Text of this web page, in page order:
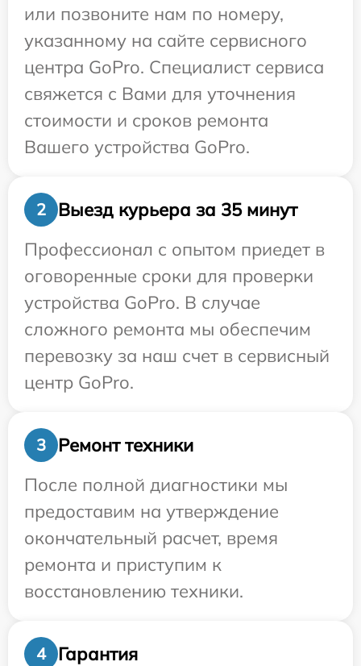
или позвоните нам по номеру,
указанному на сайте сервисного
центра GoPro. Специалист сервиса
свяжется с Вами для уточнения
стоимости и сроков ремонта
Вашего устройства GoPro.
2
Выезд курьера за 35 минут
Профессионал с опытом приедет в
оговоренные сроки для проверки
устройства GoPro. В случае
сложного ремонта мы обеспечим
перевозку за наш счет в сервисный
центр GoPro.
3
Ремонт техники
После полной диагностики мы
предоставим на утверждение
окончательный расчет, время
ремонта и приступим к
восстановлению техники.
4
Гарантия